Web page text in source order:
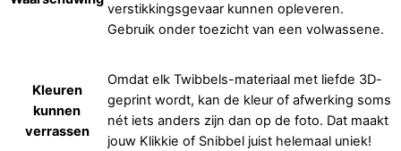
verstikkingsgevaar kunnen opleveren.
Gebruik onder toezicht van een volwassene.
Kleuren
kunnen
verrassen
Omdat elk Twibbels-materiaal met liefde 3D-
geprint wordt, kan de kleur of afwerking soms
nét iets anders zijn dan op de foto. Dat maakt
jouw Klikkie of Snibbel juist helemaal uniek!